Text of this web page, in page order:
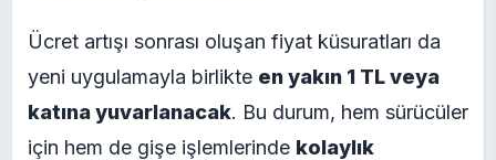
Ücret artışı sonrası oluşan fiyat küsuratları da
yeni uygulamayla birlikte en yakın 1 TL veya
katına yuvarlanacak. Bu durum, hem sürücüler
için hem de gişe işlemlerinde kolaylık